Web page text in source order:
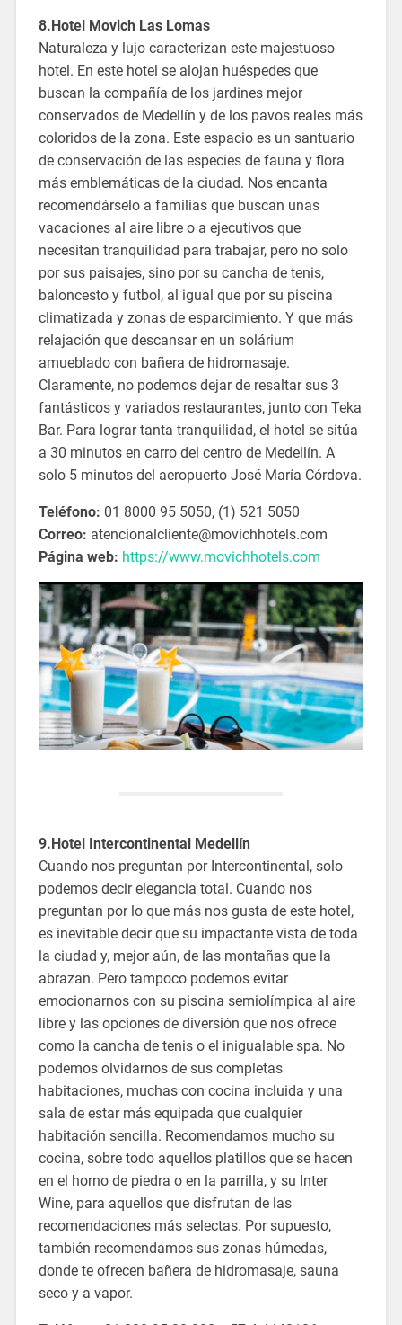
8.Hotel Movich Las Lomas
Naturaleza y lujo caracterizan este majestuoso
hotel. En este hotel se alojan huéspedes que
buscan la compañía de los jardines mejor
conservados de Medellín y de los pavos reales más
coloridos de la zona. Este espacio es un santuario
de conservación de las especies de fauna y flora
más emblemáticas de la ciudad. Nos encanta
recomendárselo a familias que buscan unas
vacaciones al aire libre o a ejecutivos que
necesitan tranquilidad para trabajar, pero no solo
por sus paisajes, sino por su cancha de tenis,
baloncesto y futbol, al igual que por su piscina
climatizada y zonas de esparcimiento. Y que más
relajación que descansar en un solárium
amueblado con bañera de hidromasaje.
Claramente, no podemos dejar de resaltar sus 3
fantásticos y variados restaurantes, junto con Teka
Bar. Para lograr tanta tranquilidad, el hotel se sitúa
a 30 minutos en carro del centro de Medellín. A
solo 5 minutos del aeropuerto José María Córdova.
Teléfono: 01 8000 95 5050, (1) 521 5050
Correo: atencionalcliente@movichhotels.com
Página web: https://www.movichhotels.com
9.Hotel Intercontinental Medellín
Cuando nos preguntan por Intercontinental, solo
podemos decir elegancia total. Cuando nos
preguntan por lo que más nos gusta de este hotel,
es inevitable decir que su impactante vista de toda
la ciudad y, mejor aún, de las montañas que la
abrazan. Pero tampoco podemos evitar
emocionarnos con su piscina semiolímpica al aire
libre y las opciones de diversión que nos ofrece
como la cancha de tenis o el inigualable spa. No
podemos olvidarnos de sus completas
habitaciones, muchas con cocina incluida y una
sala de estar más equipada que cualquier
habitación sencilla. Recomendamos mucho su
cocina, sobre todo aquellos platillos que se hacen
en el horno de piedra o en la parrilla, y su Inter
Wine, para aquellos que disfrutan de las
recomendaciones más selectas. Por supuesto,
también recomendamos sus zonas húmedas,
donde te ofrecen bañera de hidromasaje, sauna
seco y a vapor.